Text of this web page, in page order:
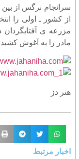
سرانجام نرگس از
از کشور ـ اولی را
مزرعه ی آفتابگردان
مادر را به آغوش
هنر دز
اخبار مرتبط